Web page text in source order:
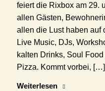
feiert die Rixbox am 29.
allen Gästen,
allen die Lust haben auf
Live Music, DJs,
kalten Drinks, Soul
Pizza. Kommt vorbei, […]
Weiterlesen